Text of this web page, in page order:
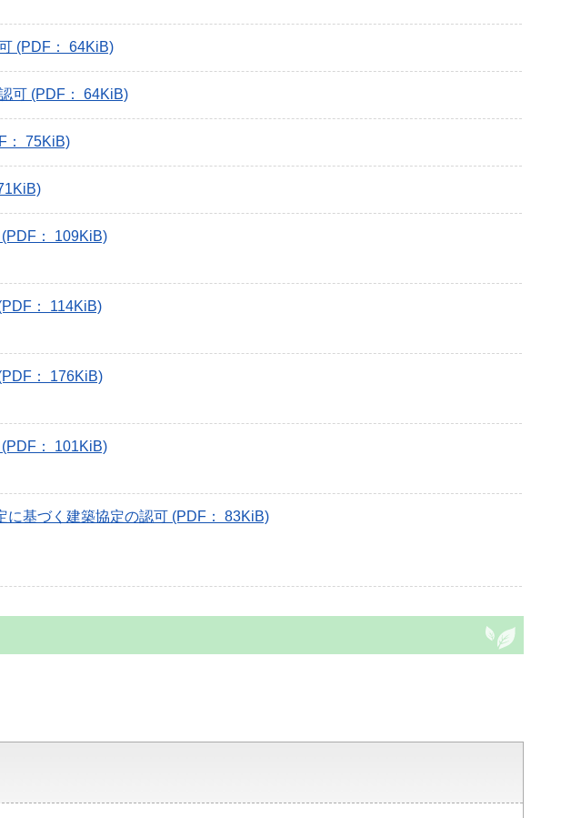
(PDF： 64KiB)
可 (PDF： 64KiB)
： 75KiB)
： 109KiB)
： 114KiB)
： 176KiB)
： 101KiB)
に基づく建築協定の認可 (PDF： 83KiB)